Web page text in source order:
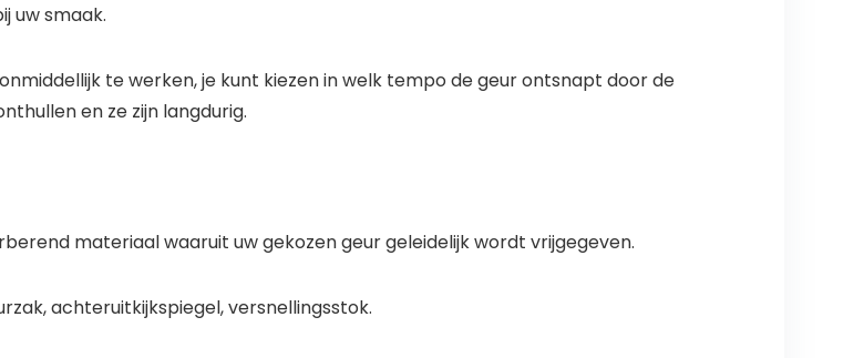
uw smaak.
onmiddellijk te werken, je kunt kiezen in welk tempo de geur ontsnapt door de
en ze zijn langdurig.
materiaal waaruit uw gekozen geur geleidelijk wordt vrijgegeven.
achteruitkijkspiegel, versnellingsstok.